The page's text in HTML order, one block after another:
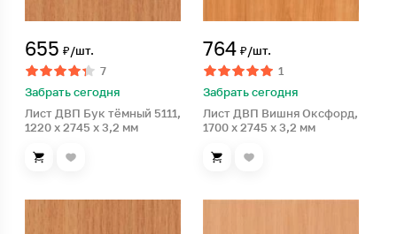
655 ₽/шт.
7
Забрать сегодня
Лист ДВП Бук тёмный 5111,
1220 x 2745 x 3,2 мм
764 ₽/шт.
1
Забрать сегодня
Лист ДВП Вишня Оксфорд,
1700 x 2745 x 3,2 мм